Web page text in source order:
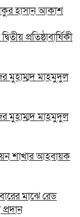
হাসান আকাশ
প্রতিষ্ঠাবার্ষিকী
মুহাম্মদ মাহমুদুল
মুহাম্মদ মাহমুদুল
শাখার আহবায়ক
মাঝে রেড